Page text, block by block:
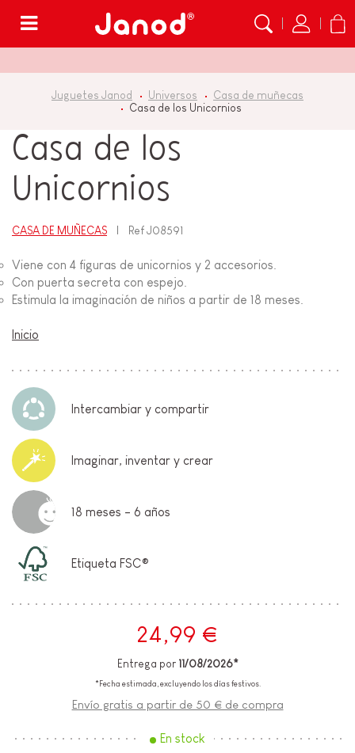
Juguetes Janod Universos
Casa de muñecas
Casa de los Unicornios
Casa de los
Unicornios
CASA DE MUÑECAS RefJ08591
Viene con 4 figuras de unicornios y 2 accesorios.
Con puerta secreta con espejo.
Estimula la imaginación de niños a partir de 18 meses.
Inicio
Intercambiar y compartir
Imaginar, inventar y crear
18 meses - 6 años
Etiqueta FSC®
24,99 €
Entrega por 11/08/2026*
*Fecha estimada, excluyendo los días festivos.
Envío gratis a partir de 50 € de compra
En stock